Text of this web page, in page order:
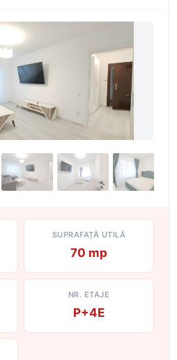
SUPRAFAȚĂ UTILĂ
70 mp
NR. ETAJE
P+4E